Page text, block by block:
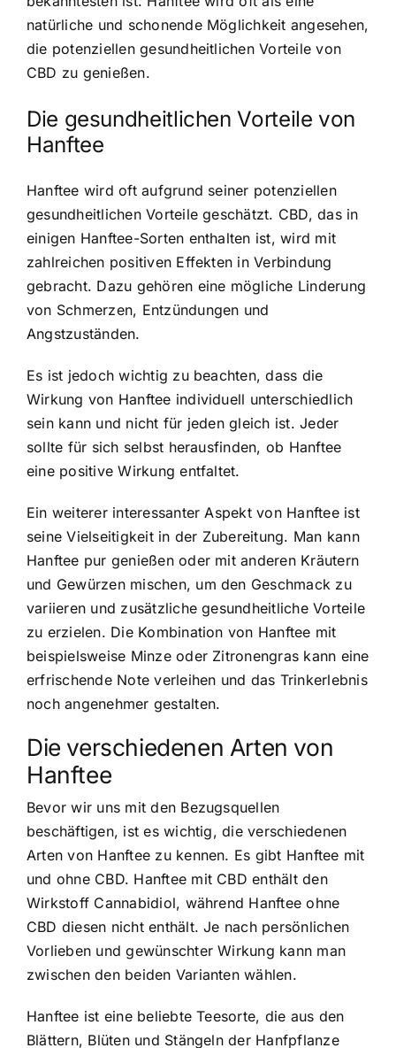
natürliche und schonende Möglichkeit angesehen,
die potenziellen gesundheitlichen Vorteile von
CBD zu genießen.
Die gesundheitlichen Vorteile von
Hanftee
Hanftee wird oft aufgrund seiner potenziellen
gesundheitlichen Vorteile geschätzt. CBD, das in
einigen Hanftee-Sorten enthalten ist, wird mit
zahlreichen positiven Effekten in Verbindung
gebracht. Dazu gehören eine mögliche Linderung
von Schmerzen, Entzündungen und
Angstzuständen.
Es ist jedoch wichtig zu beachten, dass die
Wirkung von Hanftee individuell unterschiedlich
sein kann und nicht für jeden gleich ist. Jeder
sollte für sich selbst herausfinden, ob Hanftee
eine positive Wirkung entfaltet.
Ein weiterer interessanter Aspekt von Hanftee ist
seine Vielseitigkeit in der Zubereitung. Man kann
Hanftee pur genießen oder mit anderen Kräutern
und Gewürzen mischen, um den Geschmack zu
variieren und zusätzliche gesundheitliche Vorteile
zu erzielen. Die Kombination von Hanftee mit
beispielsweise Minze oder Zitronengras kann eine
erfrischende Note verleihen und das Trinkerlebnis
noch angenehmer gestalten.
Die verschiedenen Arten von
Hanftee
Bevor wir uns mit den Bezugsquellen
beschäftigen, ist es wichtig, die verschiedenen
Arten von Hanftee zu kennen. Es gibt Hanftee mit
und ohne CBD. Hanftee mit CBD enthält den
Wirkstoff Cannabidiol, während Hanftee ohne
CBD diesen nicht enthält. Je nach persönlichen
Vorlieben und gewünschter Wirkung kann man
zwischen den beiden Varianten wählen.
Hanftee ist eine beliebte Teesorte, die aus den
Blättern, Blüten und Stängeln der Hanfpflanze